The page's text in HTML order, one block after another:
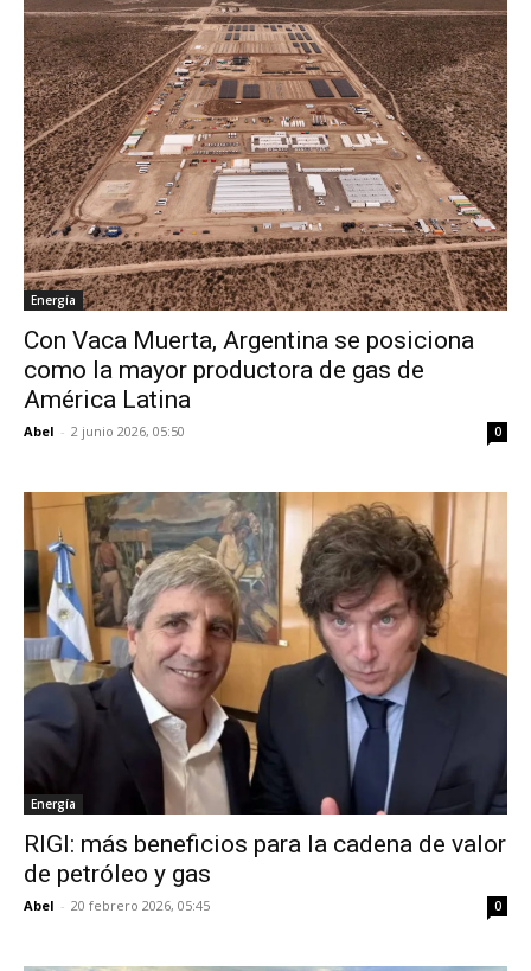
Energía
Con Vaca Muerta, Argentina se posiciona
como la mayor productora de gas de
América Latina
Abel - 2 junio 2026, 05:50 0
Energía
RIGI: más beneficios para la cadena de valor
de petróleo y gas
Abel - 20 febrero 2026, 05:45 0